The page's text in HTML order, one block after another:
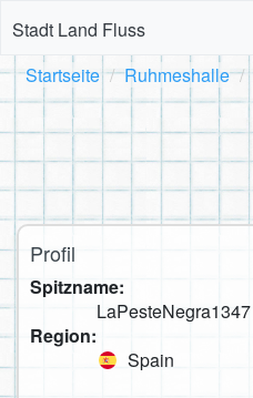
Stadt Land Fluss
Startseite Ruhmeshalle
Profil
Spitzname:
LaPesteNegra1347
Region:
Spain